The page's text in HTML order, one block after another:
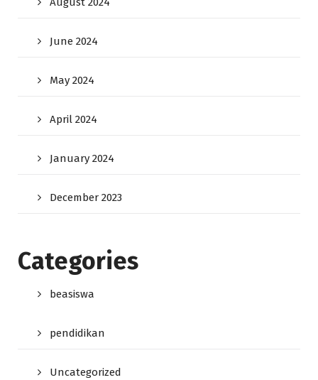
June 2024
May 2024
April 2024
January 2024
December 2023
Categories
beasiswa
pendidikan
Uncategorized